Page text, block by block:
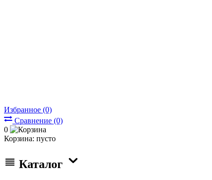
Избранное (0)
Сравнение (0)
0
Корзина: пусто
Каталог